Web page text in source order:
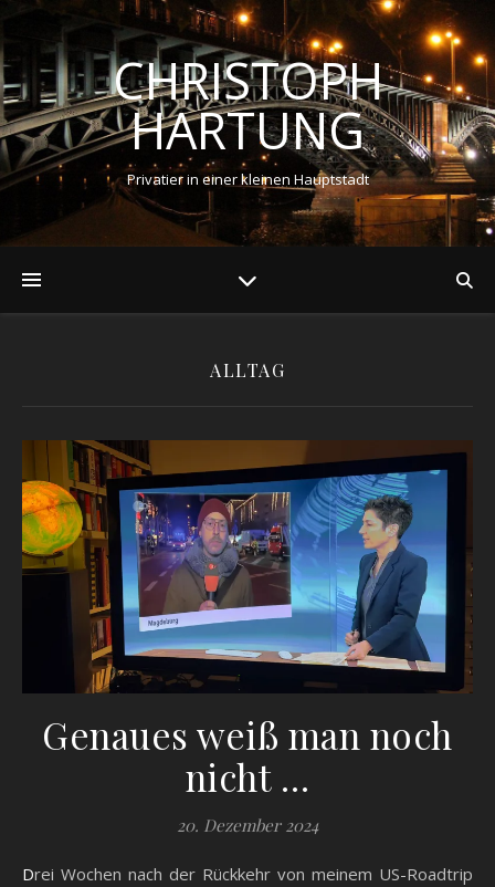
CHRISTOPH
HARTUNG
Privatier in einer kleinen Hauptstadt
ALLTAG
Genaues weiß man noch
nicht …
20. Dezember 2024
Drei Wochen nach der Rückkehr von meinem US-Roadtrip